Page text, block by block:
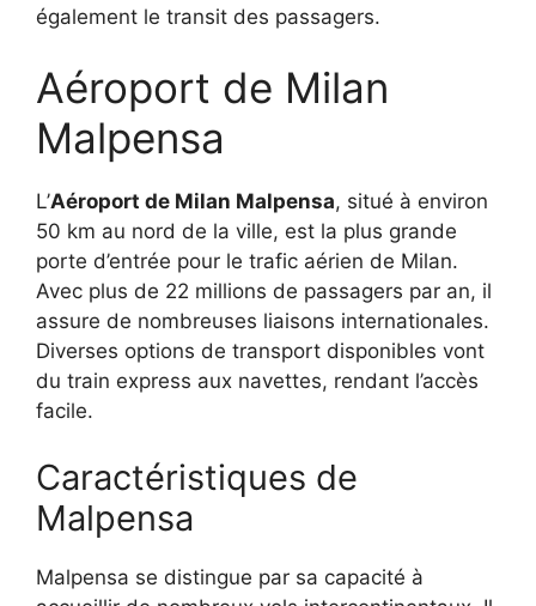
également le transit des passagers.
Aéroport de Milan
Malpensa
L’Aéroport de Milan Malpensa, situé à environ
50 km au nord de la ville, est la plus grande
porte d’entrée pour le trafic aérien de Milan.
Avec plus de 22 millions de passagers par an, il
assure de nombreuses liaisons internationales.
Diverses options de transport disponibles vont
du train express aux navettes, rendant l’accès
facile.
Caractéristiques de
Malpensa
Malpensa se distingue par sa capacité à